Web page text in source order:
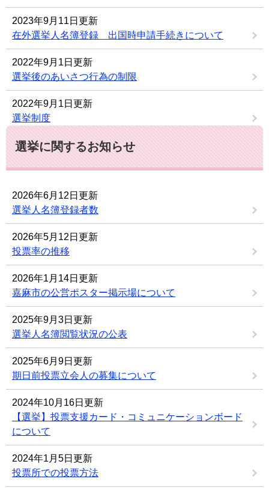
2023年9月11日更新
在外選挙人名簿登録 出国時申請手続きについて
2022年9月1日更新
選挙後のあいさつ行為の制限
2022年9月1日更新
選挙制度
選挙に関するお知らせ
2026年6月12日更新
選挙人名簿登録者数
2026年5月12日更新
投票率の推移
2026年1月14日更新
嘉麻市の公営ポスター掲示場について
2025年9月3日更新
選挙人名簿閲覧状況の公表
2025年6月9日更新
期日前投票立会人の募集について
2024年10月16日更新
【選挙】投票支援カード・コミュニケーションボード
について
2024年1月5日更新
投票所での投票方法